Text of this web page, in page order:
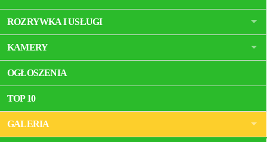
ROZRYWKA I USŁUGI
KAMERY
OGŁOSZENIA
TOP 10
GALERIA